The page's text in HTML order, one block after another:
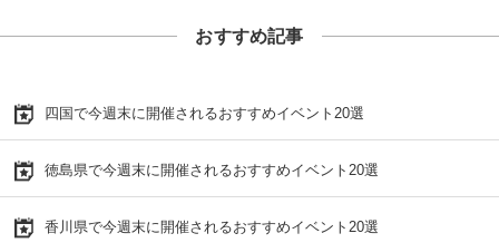
おすすめ記事
四国で今週末に開催されるおすすめイベント20選
徳島県で今週末に開催されるおすすめイベント20選
香川県で今週末に開催されるおすすめイベント20選